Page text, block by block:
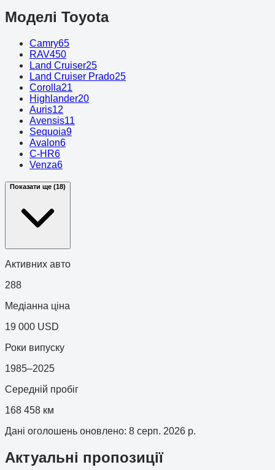
Моделі Toyota
Camry65
RAV450
Land Cruiser25
Land Cruiser Prado25
Corolla21
Highlander20
Auris12
Avensis11
Sequoia9
Avalon6
C-HR6
Venza6
Показати ще (18)
Активних авто
288
Медіанна ціна
19 000 USD
Роки випуску
1985–2025
Середній пробіг
168 458 км
Дані оголошень оновлено: 8 серп. 2026 р.
Актуальні пропозиції